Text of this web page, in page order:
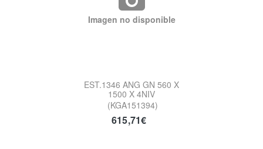
Imagen no disponible
EST.1346 ANG GN 560 X
1500 X 4NIV
(KGA151394)
615,71€